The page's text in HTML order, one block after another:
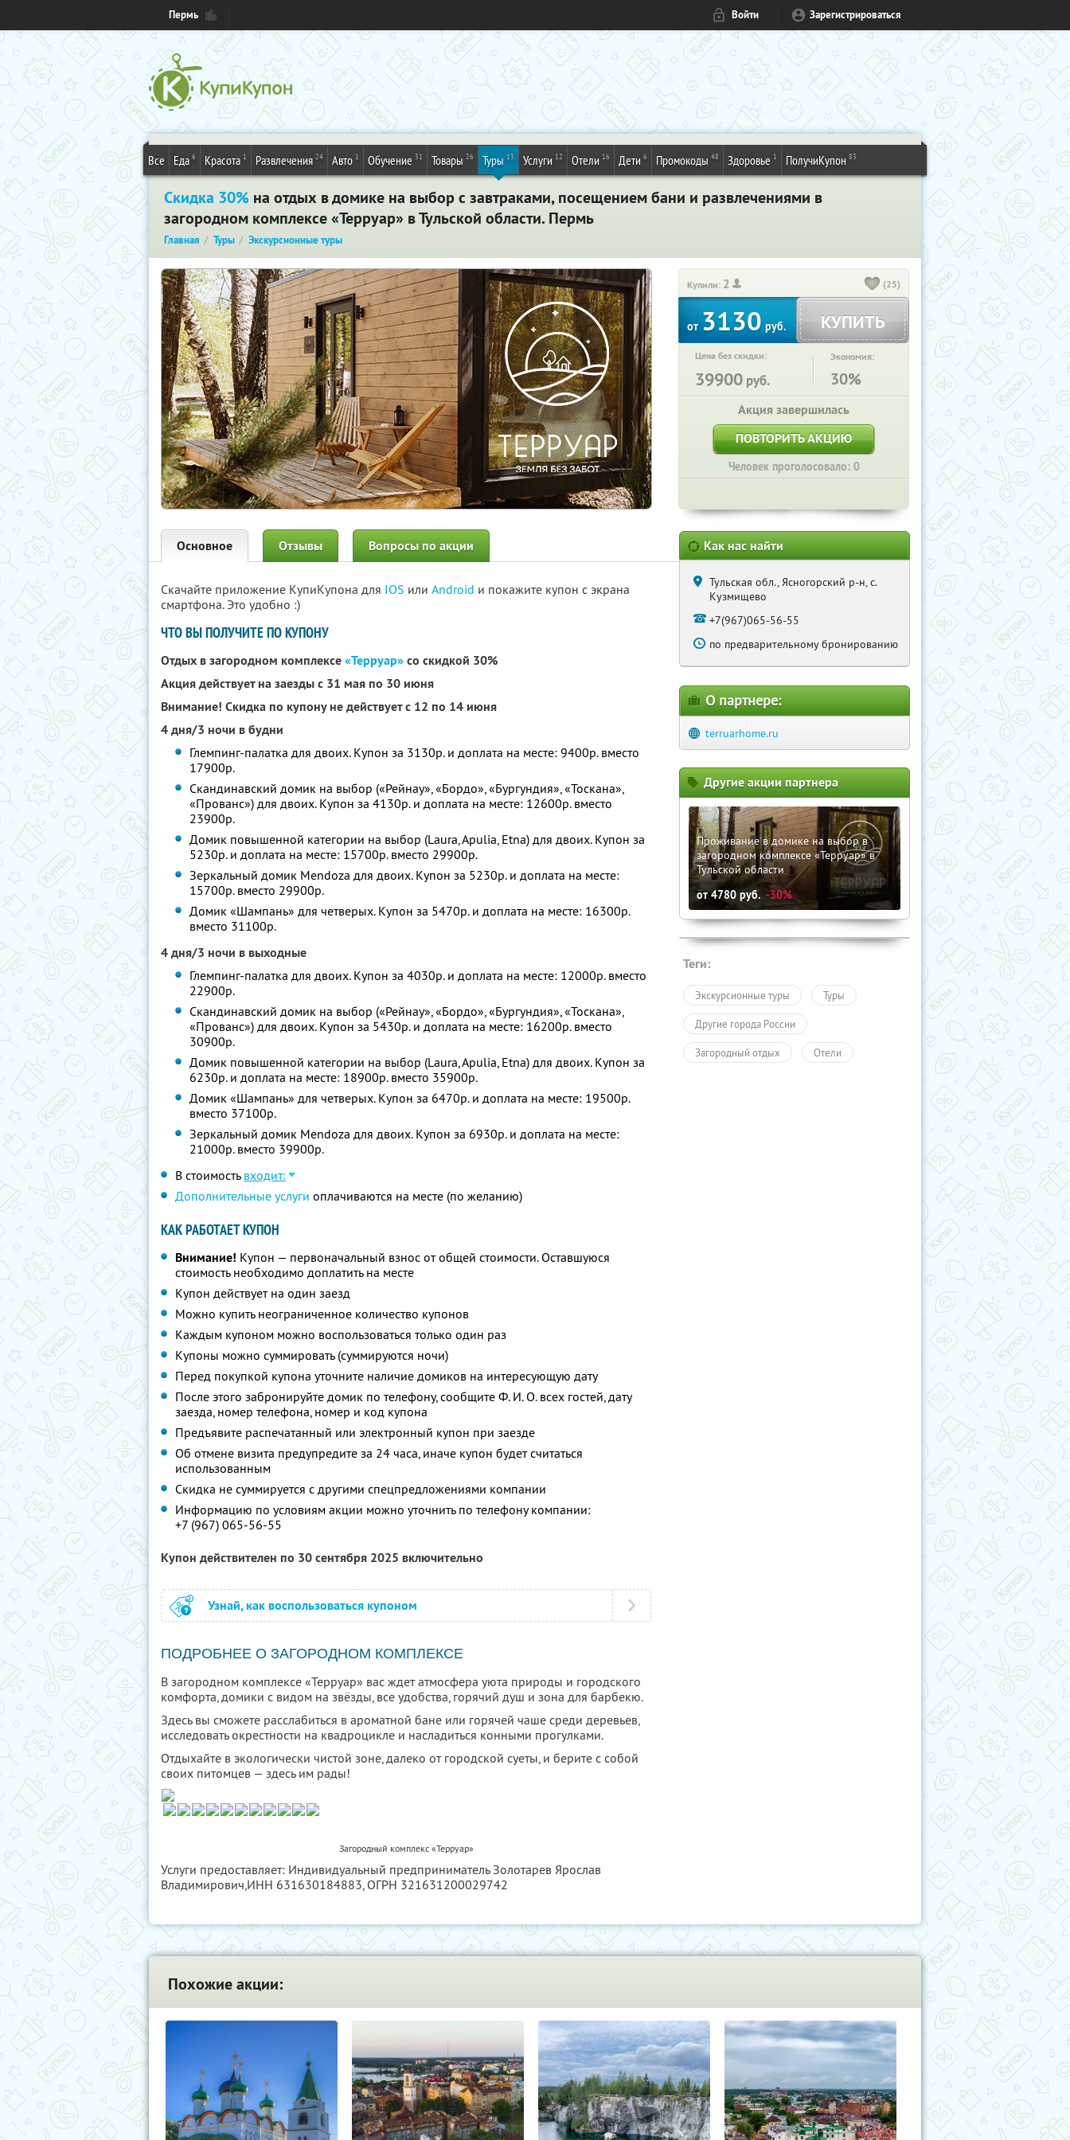
Пермь Войти Зарегистрироваться
Все Еда 6 Красота 1 Развлечения 24 Авто 1 Обучение 31 Товары 26 Туры 13 Услуги 12 Отели 16 Дети 6 Промокоды 48 Здоровье 1 ПолучиКупон 83
Скидка 30% на отдых в домике на выбор с завтраками, посещением бани и развлечениями в
загородном комплексе «Терруар» в Тульской области. Пермь
Главная Туры Экскурсионные туры
Купили: 2 (25)
от 3130 руб. КУПИТЬ
Цена без скидки:
39900 руб.
Экономия:
30%
Акция завершилась
ПОВТОРИТЬ АКЦИЮ
Человек проголосовало: 0
Основное Отзывы Вопросы по акции
Скачайте приложение КупиКупона для IOS или Android и покажите купон с экрана
смартфона. Это удобно :)
ЧТО ВЫ ПОЛУЧИТЕ ПО КУПОНУ
Отдых в загородном комплексе«Терруар»со скидкой 30%
Акция действует на заезды с 31 мая по 30 июня
Внимание! Скидка по купону не действует с 12 по 14 июня
4 дня/3 ночи в будни
Глемпинг-палатка для двоих. Купон за 3130р. и доплата на месте: 9400р. вместо
17900р.
Скандинавский домик на выбор («Рейнау», «Бордо», «Бургундия», «Тоскана»,
«Прованс») для двоих. Купон за 4130р. и доплата на месте: 12600р. вместо
23900р.
Домик повышенной категории на выбор (Laura, Apulia, Etna) для двоих. Купон за
5230р. и доплата на месте: 15700р. вместо 29900р.
Зеркальный домик Mendoza для двоих. Купон за 5230р. и доплата на месте:
15700р. вместо 29900р.
Домик «Шампань» для четверых. Купон за 5470р. и доплата на месте: 16300р.
вместо 31100р.
4 дня/3 ночи в выходные
Глемпинг-палатка для двоих. Купон за 4030р. и доплата на месте: 12000р. вместо
22900р.
Скандинавский домик на выбор («Рейнау», «Бордо», «Бургундия», «Тоскана»,
«Прованс») для двоих. Купон за 5430р. и доплата на месте: 16200р. вместо
30900р.
Домик повышенной категории на выбор (Laura, Apulia, Etna) для двоих. Купон за
6230р. и доплата на месте: 18900р. вместо 35900р.
Домик «Шампань» для четверых. Купон за 6470р. и доплата на месте: 19500р.
вместо 37100р.
Зеркальный домик Mendoza для двоих. Купон за 6930р. и доплата на месте:
21000р. вместо 39900р.
В стоимость входит:
Дополнительные услуги оплачиваются на месте (по желанию)
КАК РАБОТАЕТ КУПОН
Внимание! Купон — первоначальный взнос от общей стоимости. Оставшуюся
стоимость необходимо доплатить на месте
Купон действует на один заезд
Можно купить неограниченное количество купонов
Каждым купоном можно воспользоваться только один раз
Купоны можно суммировать (суммируются ночи)
Перед покупкой купона уточните наличие домиков на интересующую дату
После этого забронируйте домик по телефону, сообщите Ф. И. О.всех гостей, дату
заезда, номер телефона, номер и код купона
Предъявите распечатанный или электронный купон при заезде
Об отмене визита предупредите за 24 часа, иначе купон будет считаться
использованным
Скидка не суммируется с другими спецпредложениями компании
Информацию по условиям акции можно уточнить по телефону компании:
+7 (967) 065-56-55
Купон действителен по 30 сентября 2025 включительно
Узнай, как воспользоваться купоном
ПОДРОБНЕЕ О ЗАГОРОДНОМ КОМПЛЕКСЕ
В загородном комплексе «Терруар» вас ждет атмосфера уюта природы и городского
комфорта, домики с видом на звёзды, все удобства, горячий душ и зона для барбекю.
Здесь вы сможете расслабиться в ароматной бане или горячей чаше среди деревьев,
исследовать окрестности на квадроцикле и насладиться конными прогулками.
Отдыхайте в экологически чистой зоне, далеко от городской суеты, и берите с собой
своих питомцев — здесь им рады!
Загородный комплекс «Терруар»
Услуги предоставляет: Индивидуальный предприниматель Золотарев Ярослав
Владимирович,ИНН 631630184883, ОГРН 321631200029742
Как нас найти
Тульская обл., Ясногорский р-н, с.
Кузмищево
+7(967)065-56-55
по предварительному бронированию
О партнере:
terruarhome.ru
Другие акции партнера
Проживание в домике на выбор в
загородном комплексе «Терруар» в
Тульской области
от4780руб. -30%
Теги:
Экскурсионные туры Туры
Другие города России
Загородный отдых Отели
Похожие акции: